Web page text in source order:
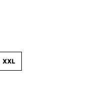
OPTIE IS MOMENTEEL NIET
XXL